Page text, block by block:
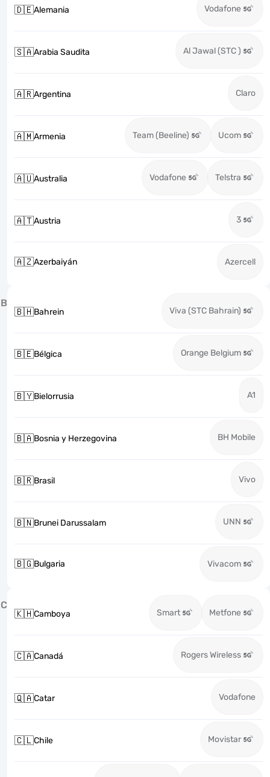
🇩🇪Alemania Vodafone
🇸🇦Arabia Saudita Al Jawal (STC )
🇦🇷Argentina Claro
🇦🇲Armenia Team (Beeline) Ucom
🇦🇺Australia Vodafone Telstra
🇦🇹Austria 3
🇦🇿Azerbaiyán Azercell
B
🇧🇭Bahrein Viva (STC Bahrain)
🇧🇪Bélgica Orange Belgium
🇧🇾Bielorrusia A1
🇧🇦Bosnia y Herzegovina BH Mobile
🇧🇷Brasil Vivo
🇧🇳Brunei Darussalam UNN
🇧🇬Bulgaria Vivacom
C
🇰🇭Camboya Smart Metfone
🇨🇦Canadá Rogers Wireless
🇶🇦Catar Vodafone
🇨🇱Chile Movistar